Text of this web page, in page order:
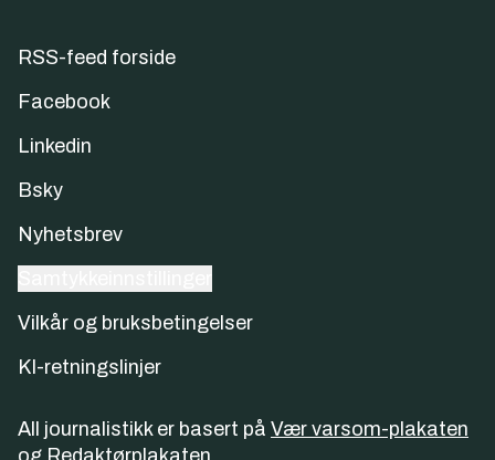
RSS-feed forside
Facebook
Linkedin
Bsky
Nyhetsbrev
Vilkår og bruksbetingelser
KI-retningslinjer
All journalistikk er basert på Vær varsom-plakaten